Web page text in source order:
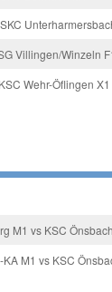
Villingen/Winzeln
Wehr-Öflingen X1
M1 vs KSC
M1 vs KSC